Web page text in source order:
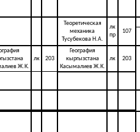
Теоретическая
механика
Тусубекова Н.А.
лк
пр
107
Ж.К.
лк 203
География
кыргызстана
Касымалиев Ж.К.
лк 203